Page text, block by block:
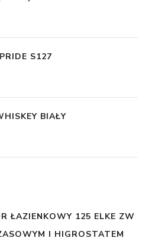
S127
BIAŁY
ŁAZIENKOWY 125 ELKE ZW
I HIGROSTATEM